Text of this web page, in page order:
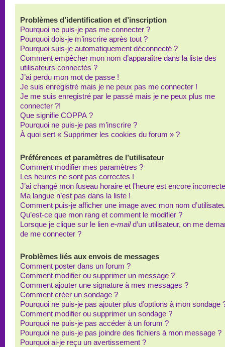
Problèmes d’identification et d’inscription
Pourquoi ne puis-je pas me connecter ?
Pourquoi dois-je m’inscrire après tout ?
Pourquoi suis-je automatiquement déconnecté ?
Comment empêcher mon nom d’apparaître dans la liste des
utilisateurs connectés ?
J’ai perdu mon mot de passe !
Je suis enregistré mais je ne peux pas me connecter !
Je me suis enregistré par le passé mais je ne peux plus me
connecter ?!
Que signifie COPPA ?
Pourquoi ne puis-je pas m’inscrire ?
À quoi sert « Supprimer les cookies du forum » ?
Préférences et paramètres de l’utilisateur
Comment modifier mes paramètres ?
Les heures ne sont pas correctes !
J’ai changé mon fuseau horaire et l’heure est encore
Ma langue n’est pas dans la liste !
Comment puis-je afficher une image avec mon nom
Qu’est-ce que mon rang et comment le modifier ?
Lorsque je clique sur le lien e-maild’un utilisateur, on me
de me connecter ?
Problèmes liés aux envois de messages
Comment poster dans un forum ?
Comment modifier ou supprimer un message ?
Comment ajouter une signature à mes messages ?
Comment créer un sondage ?
Pourquoi ne puis-je pas ajouter plus d’options à mon sondage
Comment modifier ou supprimer un sondage ?
Pourquoi ne puis-je pas accéder à un forum ?
Pourquoi ne puis-je pas joindre des fichiers à mon message ?
Pourquoi ai-je reçu un avertissement ?